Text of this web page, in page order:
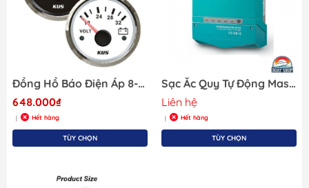
Đồng Hồ Báo Điện Áp 8-16V, Đường Kính 52mm, Màu Trắng hoặc Đen, Dùng Báo Bình ắc quy, điện áp DC
648.000₫
| Hết hàng
TÙY CHỌN
Sạc Ắc Quy Tự Động Mastervolt 12/50-3, Mã 44310505
Liên hệ
| Hết hàng
TÙY CHỌN